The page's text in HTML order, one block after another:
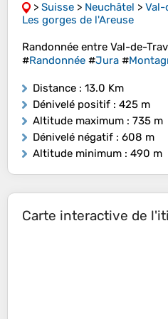
> Suisse > Neuchâtel > Val-
Les gorges de l'Areuse
Randonnée entre Val-de-
#Randonnée #Jura #
Distance : 13.0 Km
Dénivelé positif : 425 m
Altitude maximum : 735 m
Dénivelé négatif : 608 m
Altitude minimum : 490 m
Carte interactive de